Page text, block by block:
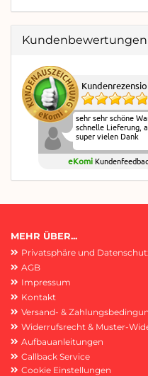
Kundenbewertungen
sehr sehr schöne
schnelle Lieferung,
super vielen Dank
eKomi
MEHR ÜBER...
Privatsphäre und
AGB
Impressum
Kontakt
Versand- &
Widerrufsrecht & Muster-
Aufbauanleitungen
Callback Service
Cookie Einstellungen